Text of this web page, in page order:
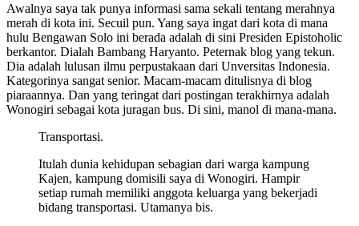
Awalnya saya tak punya informasi sama sekali tentang merahnya
merah di kota ini. Secuil pun. Yang saya ingat dari kota di mana
hulu Bengawan Solo ini berada adalah di sini Presiden Epistoholic
berkantor. Dialah Bambang Haryanto. Peternak blog yang tekun.
Dia adalah lulusan ilmu perpustakaan dari Unversitas Indonesia.
Kategorinya sangat senior. Macam-macam ditulisnya di blog
piaraannya. Dan yang teringat dari postingan terakhirnya adalah
Wonogiri sebagai kota juragan bus. Di sini, manol di mana-mana.
Transportasi.
Itulah dunia kehidupan sebagian dari warga kampung
Kajen, kampung domisili saya di Wonogiri. Hampir
setiap rumah memiliki anggota keluarga yang bekerjadi
bidang transportasi. Utamanya bis.